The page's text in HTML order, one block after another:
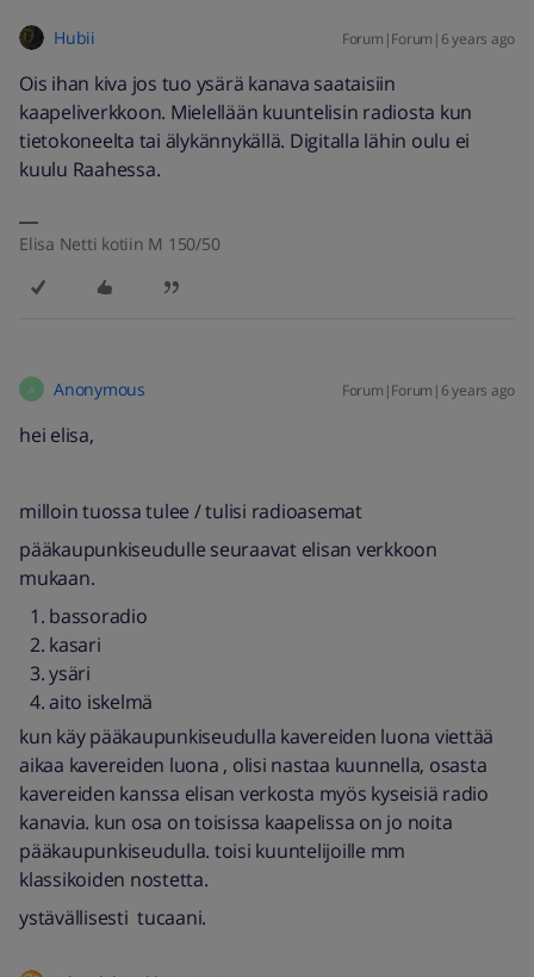
Hubii Forum|Forum|6 years ago
Ois ihan kiva jos tuo ysärä kanava saataisiin
kaapeliverkkoon. Mielellään kuuntelisin radiosta kun
tietokoneelta tai älykännykällä. Digitalla lähin oulu ei
kuulu Raahessa.
Elisa Netti kotiin M 150/50
A Anonymous Forum|Forum|6 years ago
hei elisa,
milloin tuossa tulee / tulisi radioasemat
pääkaupunkiseudulle seuraavat elisan verkkoon
mukaan.
bassoradio
kasari
ysäri
aito iskelmä
kun käy pääkaupunkiseudulla kavereiden luona viettää
aikaa kavereiden luona , olisi nastaa kuunnella, osasta
kavereiden kanssa elisan verkosta myös kyseisiä radio
kanavia. kun osa on toisissa kaapelissa on jo noita
pääkaupunkiseudulla. toisi kuuntelijoille mm
klassikoiden nostetta.
ystävällisesti tucaani.